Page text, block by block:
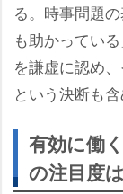
る。時事問題
も助かってい
を謙虚に認め
という決断も
有効に働
の注目度